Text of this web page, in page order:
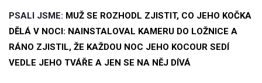
PSALI JSME: MUŽ SE ROZHODL ZJISTIT, CO JEHO KOČKA
DĚLÁ V NOCI: NAINSTALOVAL KAMERU DO LOŽNICE A
RÁNO ZJISTIL, ŽE KAŽDOU NOC JEHO KOCOUR SEDÍ
VEDLE JEHO TVÁŘE A JEN SE NA NĚJ DÍVÁ